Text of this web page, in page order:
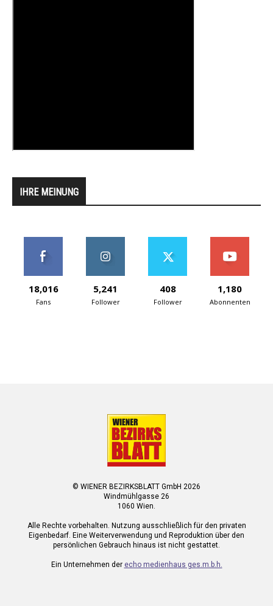
IHRE MEINUNG
18,016
Fans
5,241
Follower
408
Follower
1,180
Abonnenten
© WIENER BEZIRKSBLATT GmbH 2026
Windmühlgasse 26
1060 Wien.
Alle Rechte vorbehalten. Nutzung ausschließlich für den privaten
Eigenbedarf. Eine Weiterverwendung und Reproduktion über den
persönlichen Gebrauch hinaus ist nicht gestattet.
Ein Unternehmen der echo medienhaus ges.m.b.h.